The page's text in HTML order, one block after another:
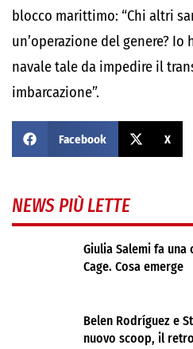
blocco marittimo: “Chi altri
un’operazione del genere?
navale tale da impedire il
imbarcazione”.
Facebook X
NEWS PIÙ LETTE
Giulia Salemi fa una
Cage. Cosa emerge
Belen Rodríguez e
nuovo scoop, il